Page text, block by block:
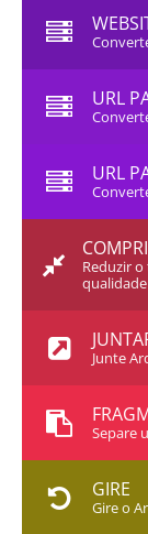
URL
URL
Reduzir
Junte
Separe
GIRE
Gire o